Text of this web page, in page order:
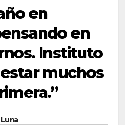
en
en
Instituto
muchos